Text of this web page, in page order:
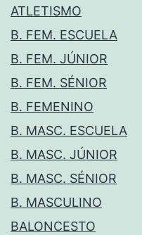
ATLETISMO
B. FEM. ESCUELA
B. FEM. JÚNIOR
B. FEM. SÉNIOR
B. FEMENINO
B. MASC. ESCUELA
B. MASC. JÚNIOR
B. MASC. SÉNIOR
B. MASCULINO
BALONCESTO